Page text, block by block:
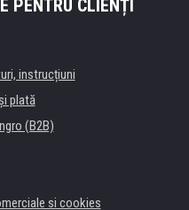
PENTRU CLIENȚI
instrucțiuni
plată
(B2B)
si cookies